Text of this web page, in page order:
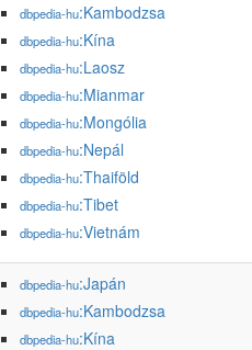
dbpedia-hu:Kambodzsa
dbpedia-hu:Kína
dbpedia-hu:Laosz
dbpedia-hu:Mianmar
dbpedia-hu:Mongólia
dbpedia-hu:Nepál
dbpedia-hu:Thaiföld
dbpedia-hu:Tibet
dbpedia-hu:Vietnám
dbpedia-hu:Japán
dbpedia-hu:Kambodzsa
dbpedia-hu:Kína